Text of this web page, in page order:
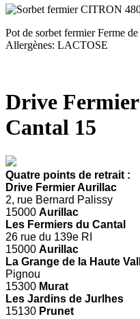
Pot de sorbet fermier Ferme
Allergènes: LACTOSE
Drive Fermier
Cantal 15
Quatre points de retrait :
Drive Fermier Aurillac
2, rue Bernard Palissy
15000 Aurillac
Les Fermiers du Cantal
26 rue du 139e RI
15000 Aurillac
La Grange de la Haute
Pignou
15300 Murat
Les Jardins de Jurlhes
15130 Prunet